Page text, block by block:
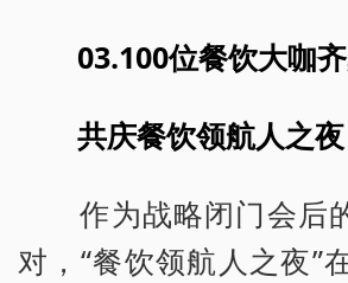
03.100位餐饮大咖
共庆餐饮领航人之夜
作为战略闭门会后
对，“餐饮领航人之夜”